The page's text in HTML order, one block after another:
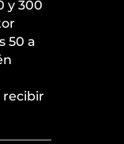
y 300
50 a
recibir